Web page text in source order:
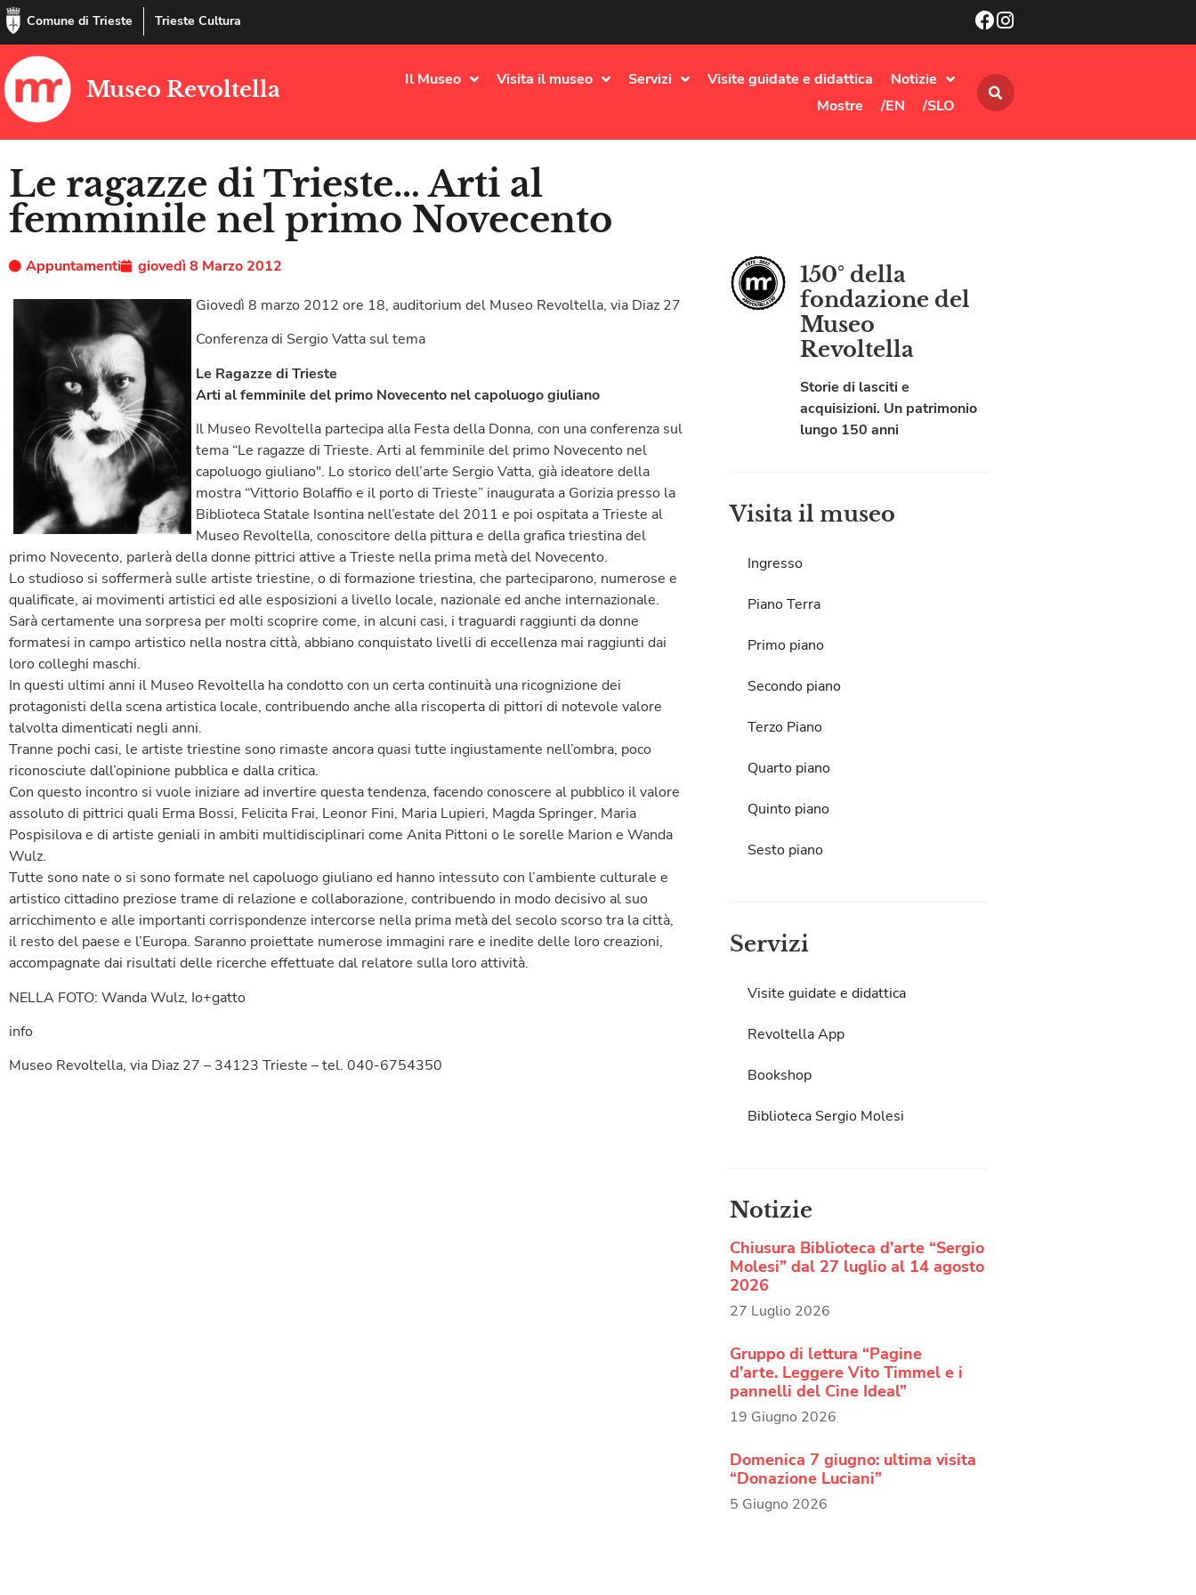
Comune di Trieste Trieste Cultura
Museo Revoltella Il Museo Visita il museo Servizi Visite guidate e didattica
Notizie
Mostre
/EN /SLO
Le ragazze di Trieste… Arti al
femminile nel primo Novecento
Appuntamenti
giovedì 8 Marzo 2012
Giovedì 8 marzo 2012 ore 18, auditorium del Museo Revoltella, via Diaz 27
Conferenza di Sergio Vatta sul tema
Le Ragazze di Trieste
Arti al femminile del primo Novecento nel capoluogo giuliano
Il Museo Revoltella partecipa alla Festa della Donna, con una conferenza sul
tema “Le ragazze di Trieste. Arti al femminile del primo Novecento nel
capoluogo giuliano". Lo storico dell’arte Sergio Vatta, già ideatore della
mostra “Vittorio Bolaffio e il porto di Trieste” inaugurata a Gorizia presso la
Biblioteca Statale Isontina nell’estate del 2011 e poi ospitata a Trieste al
Museo Revoltella, conoscitore della pittura e della grafica triestina del
primo Novecento, parlerà della donne pittrici attive a Trieste nella prima metà del Novecento.
Lo studioso si soffermerà sulle artiste triestine, o di formazione triestina, che parteciparono, numerose e
qualificate, ai movimenti artistici ed alle esposizioni a livello locale, nazionale ed anche internazionale.
Sarà certamente una sorpresa per molti scoprire come, in alcuni casi, i traguardi raggiunti da donne
formatesi in campo artistico nella nostra città, abbiano conquistato livelli di eccellenza mai raggiunti dai
loro colleghi maschi.
In questi ultimi anni il Museo Revoltella ha condotto con un certa continuità una ricognizione dei
protagonisti della scena artistica locale, contribuendo anche alla riscoperta di pittori di notevole valore
talvolta dimenticati negli anni.
Tranne pochi casi, le artiste triestine sono rimaste ancora quasi tutte ingiustamente nell’ombra, poco
riconosciute dall’opinione pubblica e dalla critica.
Con questo incontro si vuole iniziare ad invertire questa tendenza, facendo conoscere al pubblico il valore
assoluto di pittrici quali Erma Bossi, Felicita Frai, Leonor Fini, Maria Lupieri, Magda Springer, Maria
Pospisilova e di artiste geniali in ambiti multidisciplinari come Anita Pittoni o le sorelle Marion e Wanda
Wulz.
Tutte sono nate o si sono formate nel capoluogo giuliano ed hanno intessuto con l’ambiente culturale e
artistico cittadino preziose trame di relazione e collaborazione, contribuendo in modo decisivo al suo
arricchimento e alle importanti corrispondenze intercorse nella prima metà del secolo scorso tra la città,
il resto del paese e l’Europa. Saranno proiettate numerose immagini rare e inedite delle loro creazioni,
accompagnate dai risultati delle ricerche effettuate dal relatore sulla loro attività.
NELLA FOTO: Wanda Wulz, Io+gatto
info
Museo Revoltella, via Diaz 27 – 34123 Trieste – tel. 040-6754350
150° della
fondazione del
Museo
Revoltella
Storie di lasciti e
acquisizioni. Un patrimonio
lungo 150 anni
Visita il museo
Ingresso
Piano Terra
Primo piano
Secondo piano
Terzo Piano
Quarto piano
Quinto piano
Sesto piano
Servizi
Visite guidate e didattica
Revoltella App
Bookshop
Biblioteca Sergio Molesi
Notizie
Chiusura Biblioteca d’arte “Sergio
Molesi” dal 27 luglio al 14 agosto
2026
27 Luglio 2026
Gruppo di lettura “Pagine
d’arte. Leggere Vito Timmel e i
pannelli del Cine Ideal”
19 Giugno 2026
Domenica 7 giugno: ultima visita
“Donazione Luciani”
5 Giugno 2026